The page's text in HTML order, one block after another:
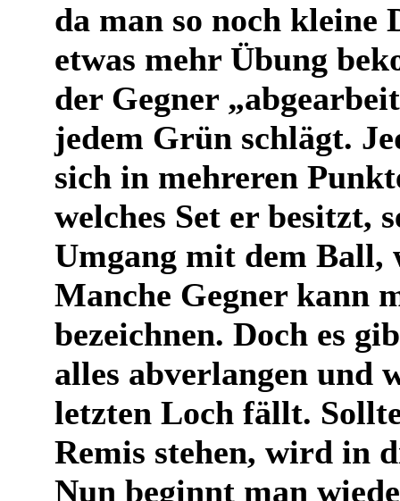
da man so noch kleine
etwas mehr Übung
der Gegner
jedem Grün schlägt.
sich in mehreren
welches Set er besitzt,
Umgang mit dem Ball,
Manche Gegner kann
bezeichnen. Doch es
alles abverlangen und
letzten Loch fällt.
Remis stehen, wird in
Nun beginnt man